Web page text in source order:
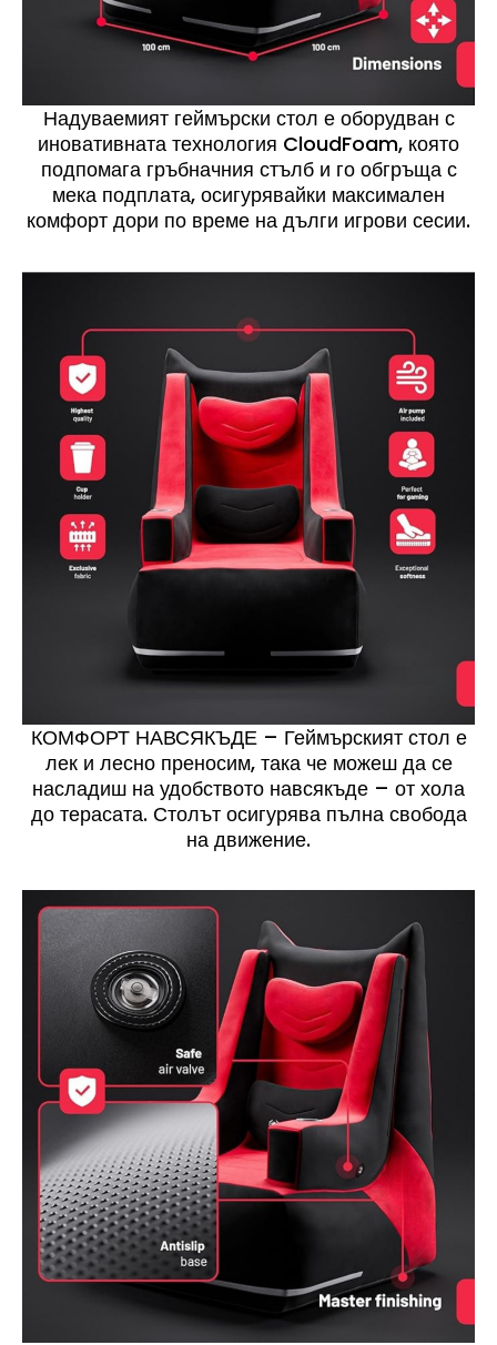
Надуваемият геймърски стол е оборудван с
иновативната технология CloudFoam, която
подпомага гръбначния стълб и го обгръща с
мека подплата, осигурявайки максимален
комфорт дори по време на дълги игрови сесии.
КОМФОРТ НАВСЯКЪДЕ – Геймърският стол е
лек и лесно преносим, така че можеш да се
насладиш на удобството навсякъде – от хола
до терасата. Столът осигурява пълна свобода
на движение.